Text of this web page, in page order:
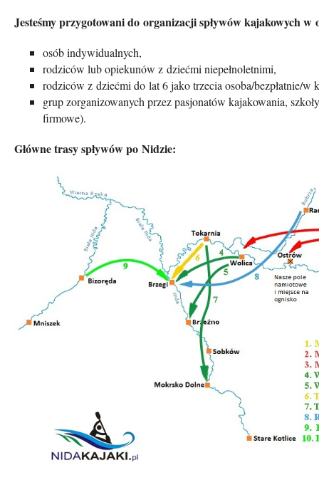
Jesteśmy przygotowani do organizacji spływów kajakowych
osób indywidualnych,
rodziców lub opiekunów z dziećmi niepełnoletnimi,
rodziców z dziećmi do lat 6 jako trzecia osoba/bezpłatnie/w
grup zorganizowanych przez pasjonatów kajakowania,
firmowe).
Główne trasy spływów po Nidzie: